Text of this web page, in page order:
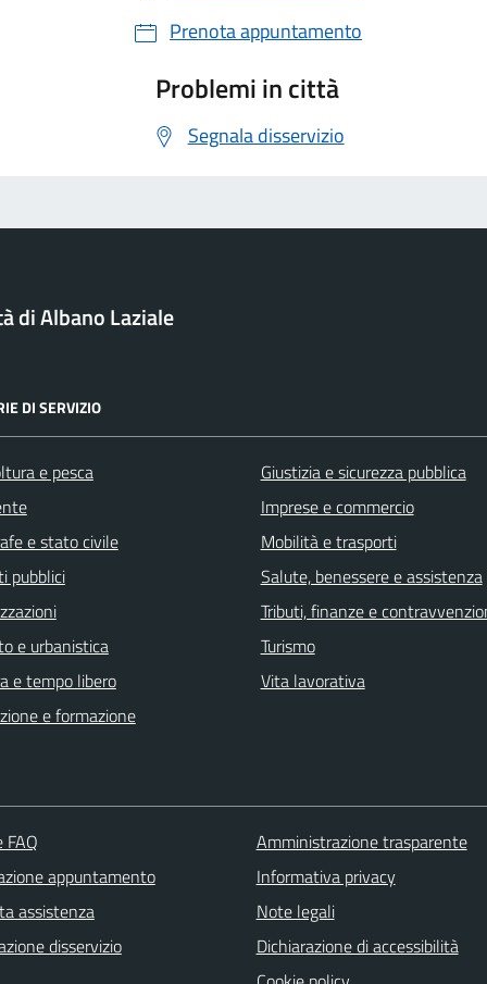
Prenota appuntamento
Problemi in città
Segnala disservizio
di Albano Laziale
DI SERVIZIO
e pesca
e stato civile
pubblici
e urbanistica
e tempo libero
e formazione
Giustizia e sicurezza pubblica
Imprese e commercio
Mobilità e trasporti
Salute, benessere e assistenza
Tributi, finanze e
Turismo
Vita lavorativa
FAQ
appuntamento
assistenza
disservizio
Amministrazione trasparente
Informativa privacy
Note legali
Dichiarazione di accessibilità